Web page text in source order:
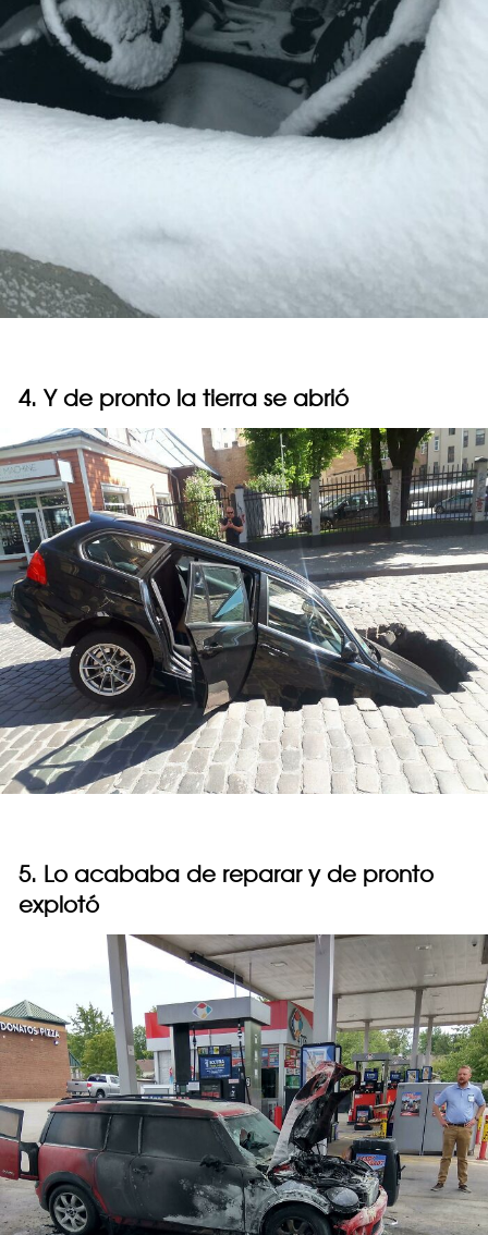
4. Y de pronto la tierra se abrió
5. Lo acababa de reparar y de pronto
explotó